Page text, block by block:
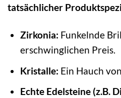
tatsächlicher
Zirkonia: Funkelnde
erschwinglichen Preis.
Kristalle: Ein Hauch
Echte Edelsteine (z.B.